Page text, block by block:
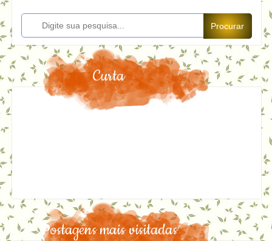
Procurar
Curta
Postagens mais visitadas